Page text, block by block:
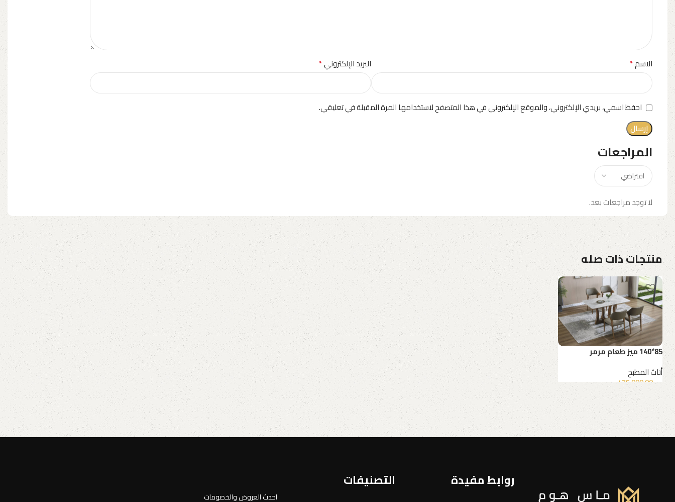
المراجعات
لا توجد مراجعات بعد.
الاسم* البريد الإلكتروني*
احفظ اسمي، بريدي الإلكتروني، والموقع الإلكتروني في هذا المتصفح لاستخدامها المرة المقبلة في تعليقي.
منتجات ذات صله
85*140 ميز طعام مرمر
أثاث المطبخ
د.ع475,000.00
روابط مفيدة التصنيفات
احدث العروض والخصومات